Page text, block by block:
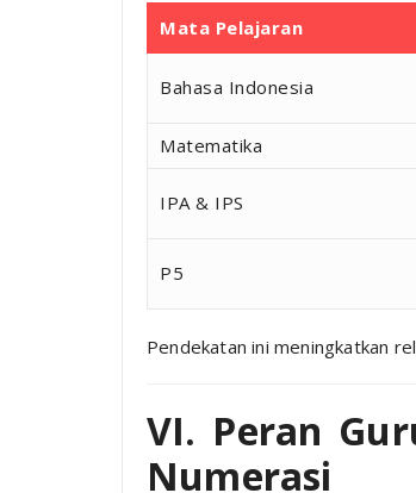
Mata Pelajaran
Bahasa Indonesia
Matematika
IPA & IPS
P5
Pendekatan ini meningkatkan
VI. Peran
Numerasi